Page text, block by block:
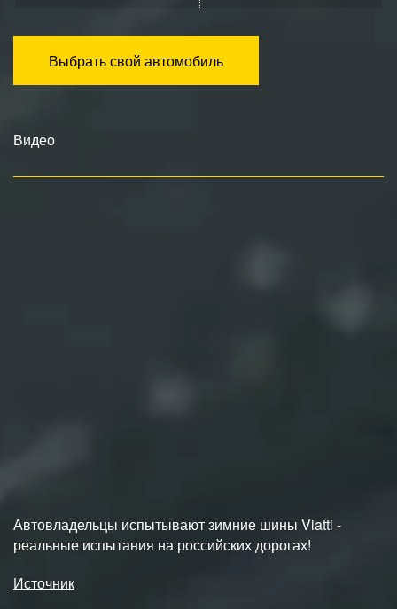
Выбрать свой автомобиль
Видео
Автовладельцы испытывают зимние шины Viatti -
реальные испытания на российских дорогах!
Источник